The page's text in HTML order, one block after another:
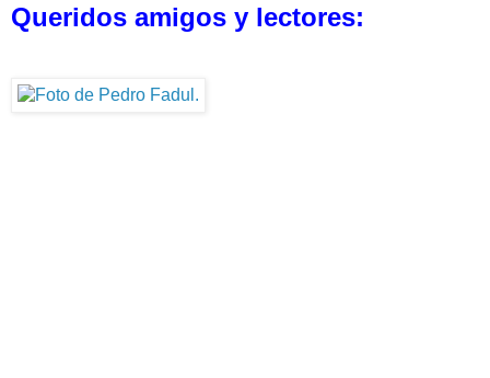
Queridos amigos y lectores: